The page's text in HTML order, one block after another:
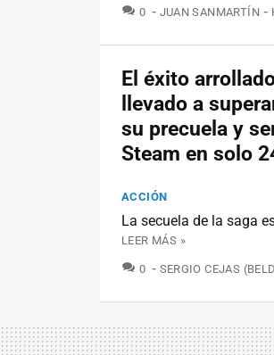
0 COMENTARIOS
JUAN SANMARTÍN
El éxito
llevado a
su precuela y
Steam en solo
ACCIÓN
La secuela de la saga
LEER MÁS »
0 COMENTARIOS
SERGIO CEJAS